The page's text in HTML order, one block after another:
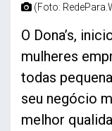
(Foto:
O Dona’s,
mulheres
todas
seu negócio
melhor